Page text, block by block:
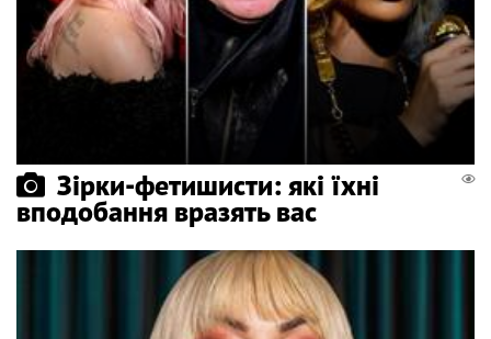
Зірки-фетишисти: які їхні
вподобання вразять вас